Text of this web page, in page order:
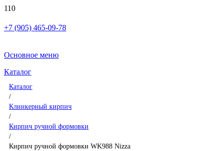
+7 (905) 465-09-78
Основное меню
Каталог
Каталог
/
Клинкерный кирпич
/
Кирпич ручной формовки
/
Кирпич ручной формовки WK988 Nizza